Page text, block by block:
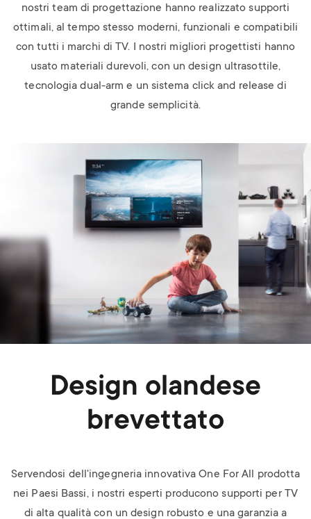
nostri team di progettazione hanno realizzato supporti
ottimali, al tempo stesso moderni, funzionali e compatibili
con tutti i marchi di TV. I nostri migliori progettisti hanno
usato materiali durevoli, con un design ultrasottile,
tecnologia dual-arm e un sistema click and release di
grande semplicità.
Design olandese
brevettato
Servendosi dell'ingegneria innovativa One For All prodotta
nei Paesi Bassi, i nostri esperti producono supporti per TV
di alta qualità con un design robusto e una garanzia a